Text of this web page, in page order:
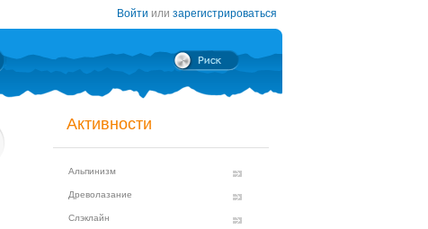
Войти или зарегистрироваться
Активности
Альпинизм
Древолазание
Слэклайн